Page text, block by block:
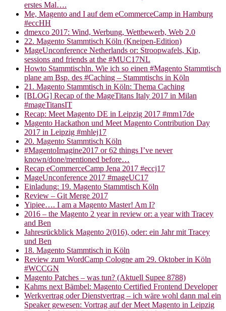
erstes Mal….
Me, Magento and I auf dem eCommerceCamp in Hamburg
#eccHH
dmexco 2017: Wind, Werbung, Wettbewerb, Web 2.0
22. Magento Stammtisch Köln (Kneipen-Edition)
MageUnconference Netherlands or: Stroopwafels, Kip,
sessions and friends at the #MUC17NL
Howto Stammtischln. Wie ich so einen #Magento Stammtisch
plane am Bsp. des #Caching – Stammtischs in Köln
21. Magento Stammtisch in Köln: Thema Caching
[BLOG] Recap of the MageTitans Italy 2017 in Milan
#mageTitansIT
Recap: Meet Magento DE in Leipzig 2017 #mm17de
Magento Hackathon und Meet Magento Contribution Day
2017 in Leipzig #mhlej17
20. Magento Stammtisch Köln
#MagentoImagine2017 or 62 things I’ve never
known/done/mentioned before…
Recap eCommerceCamp Jena 2017 #eccj17
MageUnconference 2017 #mageUC17
Einladung: 19. Magento Stammtisch Köln
Review – Git Merge 2017
Yipiee…. I am a Magento Master! Am I?
2016 – the Magento 2 year in review or: a year with Tracey
and Ben
Jahresrückblick Magento 2(016), oder: ein Jahr mit Tracey
und Ben
18. Magento Stammtisch in Köln
Review zum WordCamp Cologne am 29. Oktober in Köln
#WCCGN
Magento Patches – was tun? (Aktuell Supee 8788)
Kahms next Bämbel: Magento Certified Frontend Developer
Werkvertrag oder Dienstvertrag – ich wäre wohl dann mal ein
Speaker gewesen: Vortrag auf der Meet Magento in Leipzig